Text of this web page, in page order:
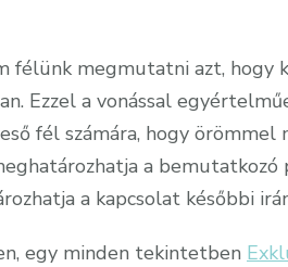
megmutatni azt, hogy
Ezzel a vonással
fél számára, hogy örömmel
a
a kapcsolat későbbi
egy minden tekintetben